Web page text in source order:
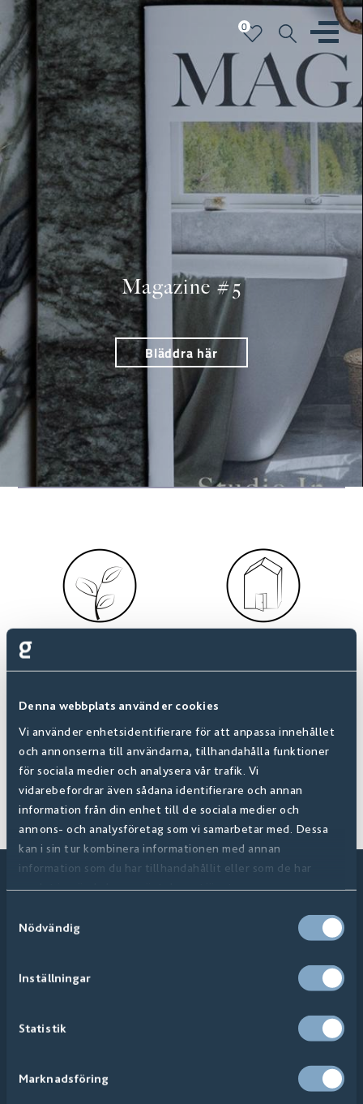
Denna webbplats använder cookies
Vi använder enhetsidentifierare för att anpassa innehållet
och annonserna till användarna, tillhandahålla funktioner
för sociala medier och analysera vår trafik. Vi
vidarebefordrar även sådana identifierare och annan
information från din enhet till de sociala medier och
annons- och analysföretag som vi samarbetar med. Dessa
kan i sin tur kombinera informationen med annan
information som du har tillhandahållit eller som de har
samlat in när du har använt deras tjänster.
Nödvändig
Inställningar
Statistik
Marknadsföring
0
Magazine #5
Bläddra här
Inspiration